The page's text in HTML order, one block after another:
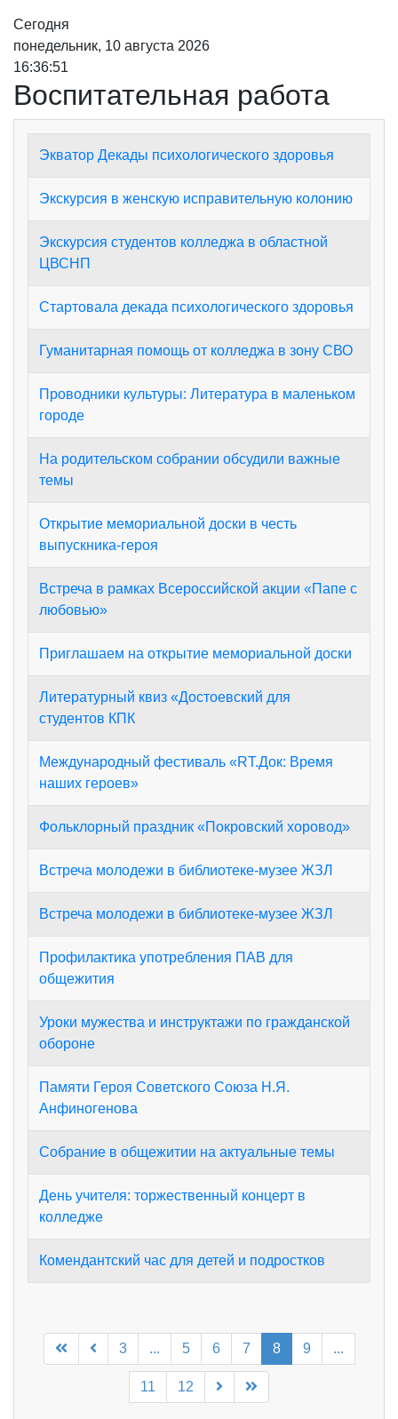
Сегодня
понедельник, 10 августа 2026
16:36:51
Воспитательная работа
Экватор Декады психологического здоровья
Экскурсия в женскую исправительную колонию
Экскурсия студентов колледжа в областной
ЦВСНП
Стартовала декада психологического здоровья
Гуманитарная помощь от колледжа в зону СВО
Проводники культуры: Литература в маленьком
городе
На родительском собрании обсудили важные
темы
Открытие мемориальной доски в честь
выпускника-героя
Встреча в рамках Всероссийской акции «Папе с
любовью»
Приглашаем на открытие мемориальной доски
Литературный квиз «Достоевский для
студентов КПК
Международный фестиваль «RT.Док: Время
наших героев»
Фольклорный праздник «Покровский хоровод»
Встреча молодежи в библиотеке-музее ЖЗЛ
Встреча молодежи в библиотеке-музее ЖЗЛ
Профилактика употребления ПАВ для
общежития
Уроки мужества и инструктажи по гражданской
обороне
Памяти Героя Советского Союза Н.Я.
Анфиногенова
Собрание в общежитии на актуальные темы
День учителя: торжественный концерт в
колледже
Комендантский час для детей и подростков
3 ... 5 6 7 8 9 ...
11 12